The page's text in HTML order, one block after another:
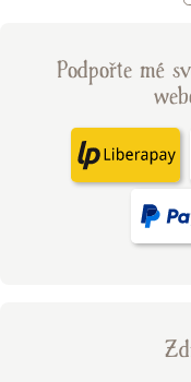
Podpořte mé